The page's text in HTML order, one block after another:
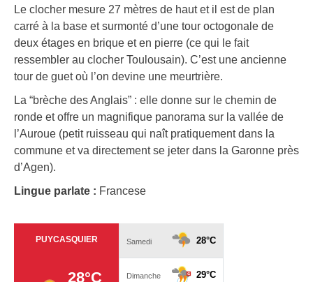
Le clocher mesure 27 mètres de haut et il est de plan
carré à la base et surmonté d’une tour octogonale de
deux étages en brique et en pierre (ce qui le fait
ressembler au clocher Toulousain). C’est une ancienne
tour de guet où l’on devine une meurtrière.
La “brèche des Anglais” : elle donne sur le chemin de
ronde et offre un magnifique panorama sur la vallée de
l’Auroue (petit ruisseau qui naît pratiquement dans la
commune et va directement se jeter dans la Garonne près
d’Agen).
Lingue parlate : Francese